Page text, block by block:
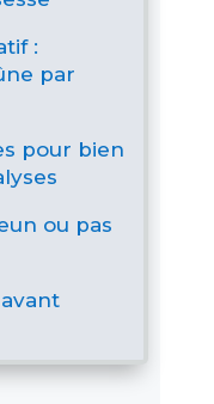
:
par
pour bien
ou pas